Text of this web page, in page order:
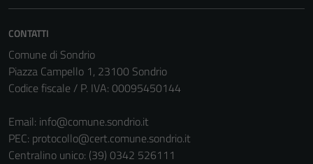
CONTATTI
Comune di Sondrio
Piazza Campello 1, 23100 Sondrio
Codice fiscale / P. IVA: 00095450144
Email: info@comune.sondrio.it
PEC: protocollo@cert.comune.sondrio.it
Centralino unico: (39) 0342 526111